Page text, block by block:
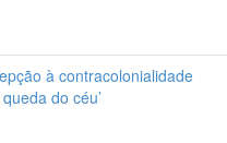
à contracolonialidade
do céu’